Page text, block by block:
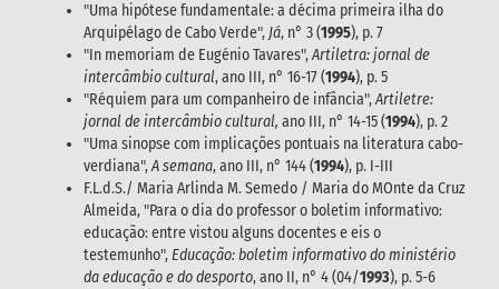
"Uma hipótese fundamentale: a décima primeira ilha do
Arquipélago de Cabo Verde", Já, n° 3 (1995), p. 7
"In memoriam de Eugénio Tavares",Artiletra: jornal de
intercâmbio cultural, ano III, n° 16-17 (1994), p. 5
"Réquiem para um companheiro de infância",Artiletre:
jornal de intercâmbio cultural, ano III, n° 14-15 (1994), p. 2
"Uma sinopse com implicações pontuais na literatura cabo-
verdiana",A semana, ano III, n° 144 (1994), p. I-III
F.L.d.S./ Maria Arlinda M. Semedo / Maria do MOnte da Cruz
Almeida, "Para o dia do professor o boletim informativo:
educação: entre vistou alguns docentes e eis o
testemunho",Educação: boletim informativo do ministério
da educação e do desporto, ano II, n° 4 (04/1993), p. 5-6